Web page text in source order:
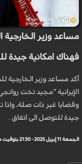
مساعد وزير الخارجية
فهناك امكانية جيدة
أكد مساعد وزير الخارجية
الإيرانية "مجيد تخت
وقضايا غير ذات صلة، واذا
جيدة للتوصل الى اتفاق .
الجمعة 11 إبريل 2025 - 21:30 بتوقيت مكة